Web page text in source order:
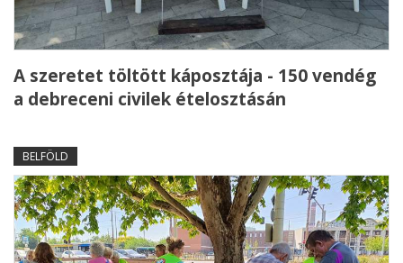
A szeretet töltött káposztája - 150 vendég
a debreceni civilek ételosztásán
BELFÖLD